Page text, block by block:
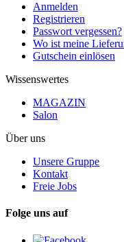
Anmelden
Registrieren
Passwort vergessen?
Wo ist meine
Gutschein einlösen
Wissenswertes
MAGAZIN
Salon
Über uns
Unsere Gruppe
Kontakt
Freie Jobs
Folge uns auf